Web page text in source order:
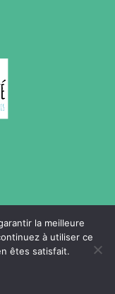
| Plan du site
la meilleure
à utiliser ce
êtes satisfait.